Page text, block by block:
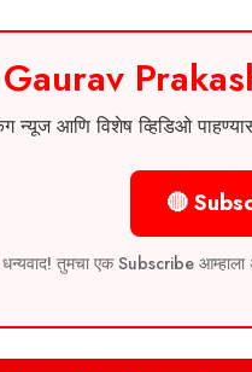
न्यूज आणि विशेष व्हिडिओ
🔴
धन्यवाद! तुमचा एक Subscribe आम्हाला